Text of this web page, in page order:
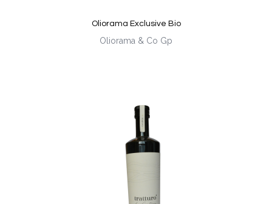
Oliorama Exclusive Bio
Oliorama & Co Gp